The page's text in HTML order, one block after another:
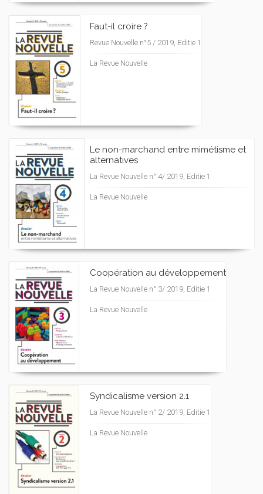
Faut-il croire ?
Revue Nouvelle n°5 / 2019, Editie 1
La Revue Nouvelle
Le non-marchand entre mimétisme et
alternatives
La Revue Nouvelle n° 4/ 2019, Editie 1
La Revue Nouvelle
Coopération au développement
La Revue Nouvelle n° 3/ 2019, Editie 1
La Revue Nouvelle
Syndicalisme version 2.1
La Revue Nouvelle n° 2/ 2019, Editie 1
La Revue Nouvelle